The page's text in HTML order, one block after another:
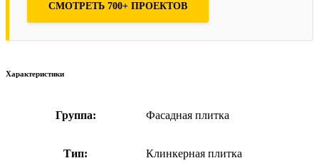
СМОТРЕТЬ 700+ ПРОЕКТОВ
Характеристики
Группа: Фасадная плитка
Тип: Клинкерная плитка